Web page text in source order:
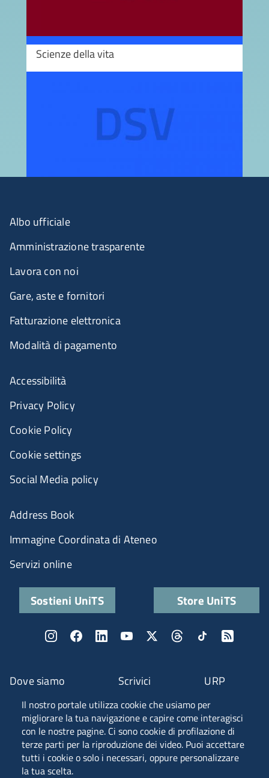
Scienze della vita
Il nostro portale utilizza cookie che usiamo per
migliorare la tua navigazione e capire come interagisci
con le nostre pagine. Ci sono cookie di profilazione di
terze parti per la riproduzione dei video. Puoi accettare
tutti i cookie o solo i necessari, oppure personalizzare
la tua scelta.
Piazzale Europa, 1 - 34127 - Trieste, Italia -
Fascia A ANVUR
Dove siamo Scrivici URP
Albo ufficiale
Amministrazione trasparente
Lavora con noi
Gare, aste e fornitori
Fatturazione elettronica
Modalità di pagamento
Accessibilità
Privacy Policy
Cookie Policy
Cookie settings
Social Media policy
Address Book
Immagine Coordinata di Ateneo
Servizi online
Sostieni UniTS Store UniTS